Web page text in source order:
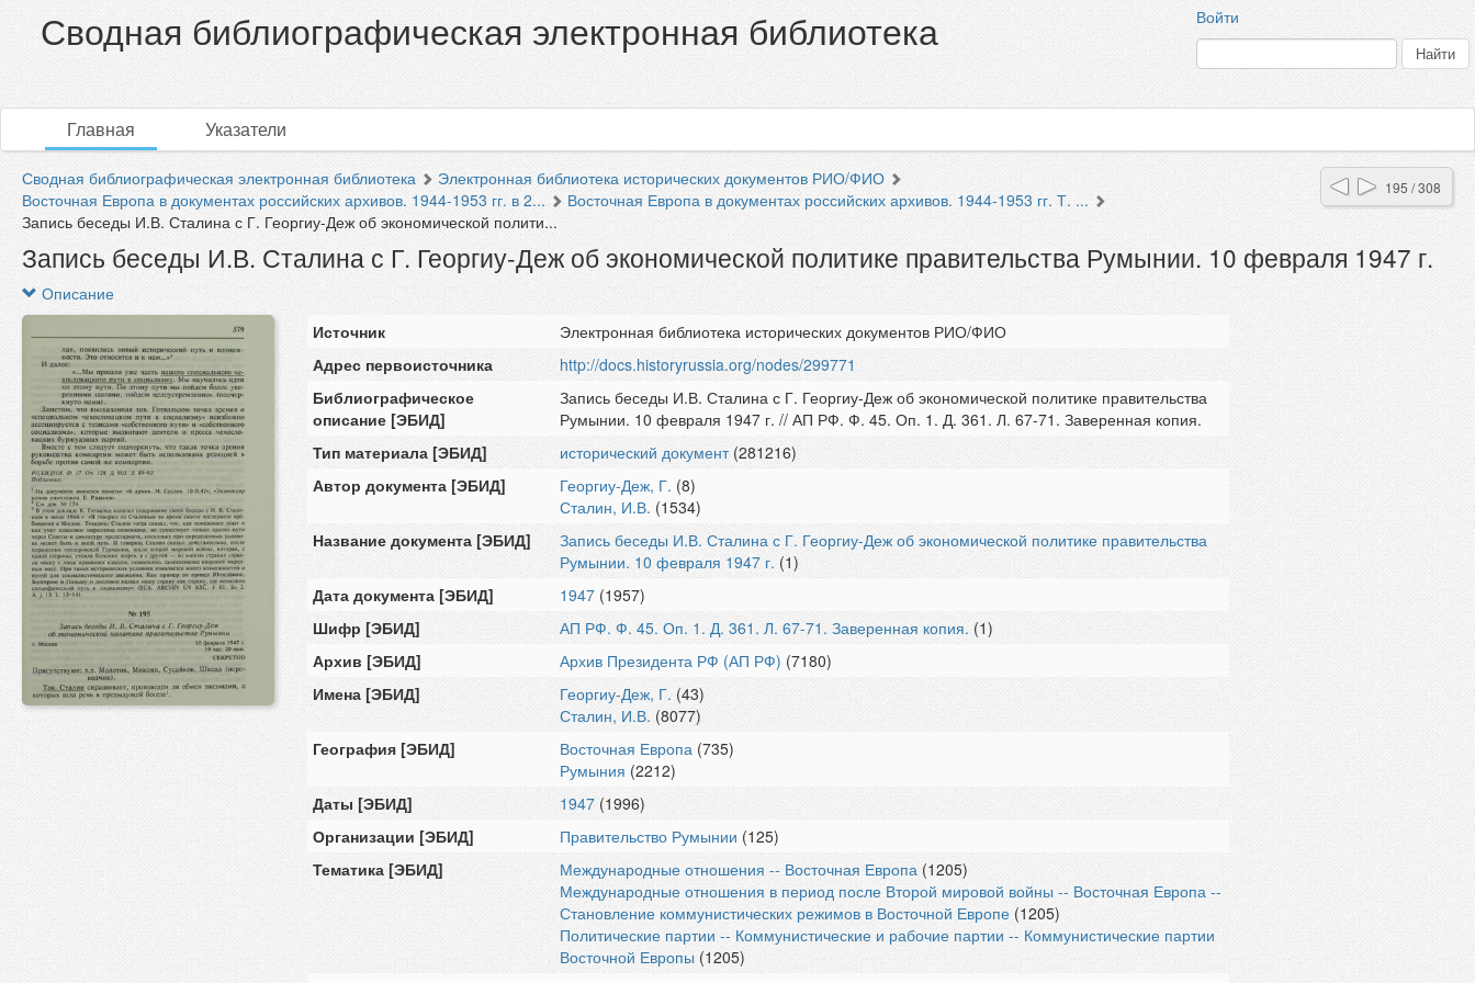
Сводная библиографическая электронная библиотека Войти
Главная Указатели
195 / 308
Сводная библиографическая электронная библиотека
Электронная библиотека исторических документов РИО/ФИО
Восточная Европа в документах российских архивов. 1944-1953 гг. в 2...
Восточная Европа в документах российских архивов. 1944-1953 гг. Т. ...
Запись беседы И.В. Сталина с Г. Георгиу-Деж об экономической полити...
Запись беседы И.В. Сталина с Г. Георгиу-Деж об экономической политике правительства Румынии. 10 февраля 1947 г.
Описание
Источник
Электронная библиотека исторических документов РИО/ФИО
Адрес первоисточника
http://docs.historyrussia.org/nodes/299771
Библиографическое
описание [ЭБИД]
Запись беседы И.В. Сталина с Г. Георгиу-Деж об экономической политике правительства
Румынии. 10 февраля 1947 г. // АП РФ. Ф. 45. Оп. 1. Д. 361. Л. 67-71. Заверенная копия.
Тип материала [ЭБИД]
исторический документ(281216)
Автор документа [ЭБИД]
Георгиу-Деж, Г. (8)
Сталин, И.В. (1534)
Название документа [ЭБИД]
Запись беседы И.В. Сталина с Г. Георгиу-Деж об экономической политике правительства
Румынии. 10 февраля 1947 г. (1)
Дата документа [ЭБИД]
1947 (1957)
Шифр [ЭБИД]
АП РФ. Ф. 45. Оп. 1. Д. 361. Л. 67-71. Заверенная копия. (1)
Архив [ЭБИД]
Архив Президента РФ (АП РФ) (7180)
Имена [ЭБИД]
Георгиу-Деж, Г. (43)
Сталин, И.В. (8077)
География [ЭБИД]
Восточная Европа (735)
Румыния (2212)
Даты [ЭБИД]
1947 (1996)
Организации [ЭБИД]
Правительство Румынии (125)
Тематика [ЭБИД]
Международные отношения -- Восточная Европа (1205)
Международные отношения в период после Второй мировой войны -- Восточная Европа --
Становление коммунистических режимов в Восточной Европе (1205)
Политические партии -- Коммунистические и рабочие партии -- Коммунистические партии
Восточной Европы (1205)